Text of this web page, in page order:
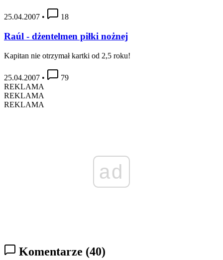
25.04.2007 • 18
Raúl - dżentelmen piłki nożnej
Kapitan nie otrzymał kartki od 2,5 roku!
25.04.2007 •
79
REKLAMA
REKLAMA
REKLAMA
ad
Komentarze (40)